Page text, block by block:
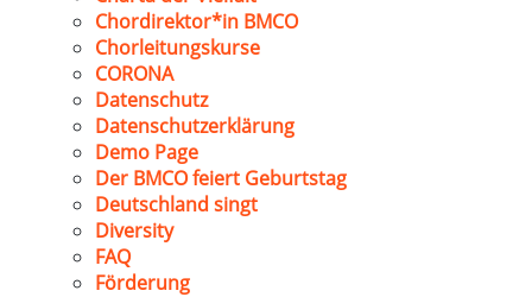
Chordirektor*in BMCO
Chorleitungskurse
CORONA
Datenschutz
Datenschutzerklärung
Demo Page
Der BMCO feiert Geburtstag
Deutschland singt
Diversity
FAQ
Förderung